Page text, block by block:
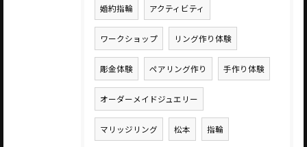
婚約指輪 アクティビティ
ワークショップ リング作り体験
彫金体験 ペアリング作り 手作り体験
オーダーメイドジュエリー
マリッジリング 松本 指輪